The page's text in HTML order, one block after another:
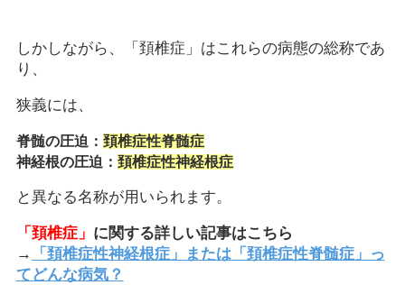
しかしながら、「頚椎症」はこれらの病態の総称であ
り、
狭義には、
脊髄の圧迫： 頚椎症性脊髄症
神経根の圧迫： 頚椎症性神経根症
と異なる名称が用いられます。
「頚椎症」 に関する詳しい記事はこちら
→
「頚椎症性神経根症」または「頚椎症性脊髄症」っ
てどんな病気？